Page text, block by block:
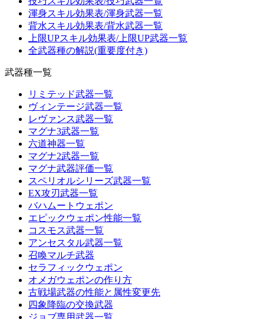
渾身スキル効果表/渾身武器一覧
背水スキル効果表/背水武器一覧
上限UPスキル効果表/上限UP武器一覧
全武器種の解説(重要度付き)
武器種一覧
リミテッド武器一覧
ヴィンテージ武器一覧
レヴァンス武器一覧
マグナ3武器一覧
六道神器一覧
マグナ2武器一覧
マグナ武器評価一覧
スペリオルシリーズ武器一覧
EX攻刃武器一覧
バハムートウェポン
エピックウェポン性能一覧
コスモス武器一覧
アンセスタル武器一覧
召喚マルチ武器
セラフィックウェポン
オメガウェポンの作り方
古戦場武器の性能と属性変更先
四象降臨の交換武器
ジョブ専用武器一覧